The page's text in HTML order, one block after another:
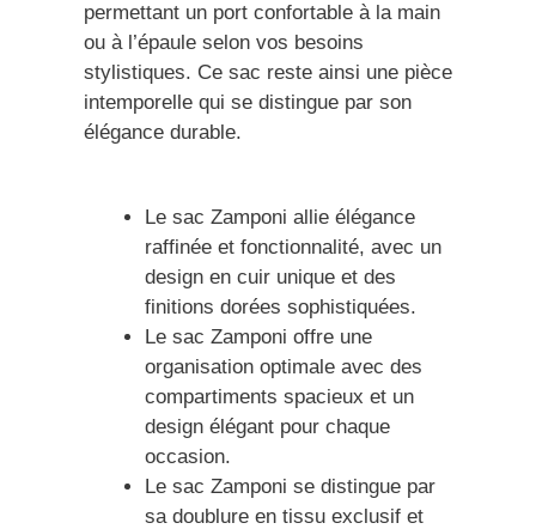
permettant un port confortable à la main
ou à l’épaule selon vos besoins
stylistiques. Ce sac reste ainsi une pièce
intemporelle qui se distingue par son
élégance durable.
Le sac Zamponi allie élégance
raffinée et fonctionnalité, avec un
design en cuir unique et des
finitions dorées sophistiquées.
Le sac Zamponi offre une
organisation optimale avec des
compartiments spacieux et un
design élégant pour chaque
occasion.
Le sac Zamponi se distingue par
sa doublure en tissu exclusif et